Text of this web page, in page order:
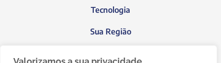
Tecnologia
Sua Região